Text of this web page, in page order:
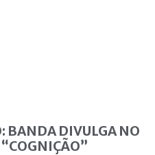
BANDA DIVULGA NO